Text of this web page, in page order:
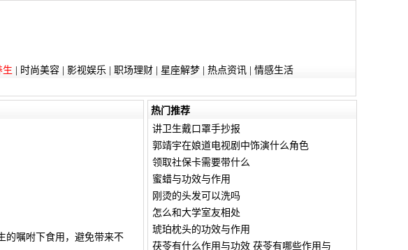
生 时尚美容| 影视娱乐 职场理财| 星座解梦| 热点资讯| 情感生活
的嘱咐下食用，避免带来不
热门推荐
讲卫生戴口罩手抄报
郭靖宇在娘道电视剧中饰演什么角色
领取社保卡需要带什么
蜜蜡与功效与作用
刚烫的头发可以洗吗
怎么和大学室友相处
琥珀枕头的功效与作用
茯苓有什么作用与功效 茯苓有哪些作用与